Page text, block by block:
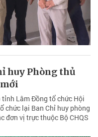
huy Phòng thủ
tỉnh Lâm Đồng tổ chức Hội
chức lại Ban Chỉ huy phòng
đơn vị trực thuộc Bộ CHQS